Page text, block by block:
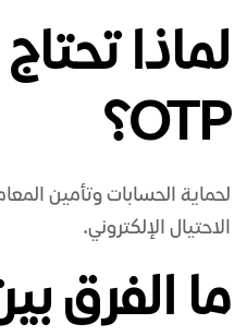
لماذا
OTP؟
لحماية الحسابات وتأمين
الاحتيال الإلكتروني.